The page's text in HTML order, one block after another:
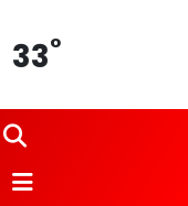
33°